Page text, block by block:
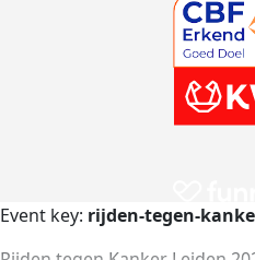
Event key: rijden-tegen-